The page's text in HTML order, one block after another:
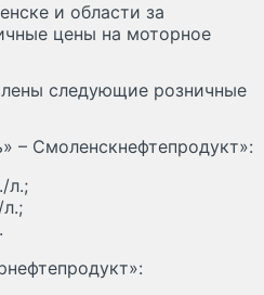
и области за
цены на моторное
следующие розничные
– Смоленскнефтепродукт»:
л.;